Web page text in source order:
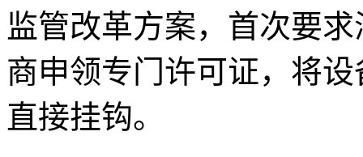
监管改革方案，首次要
商申领专门许可证，将
直接挂钩。